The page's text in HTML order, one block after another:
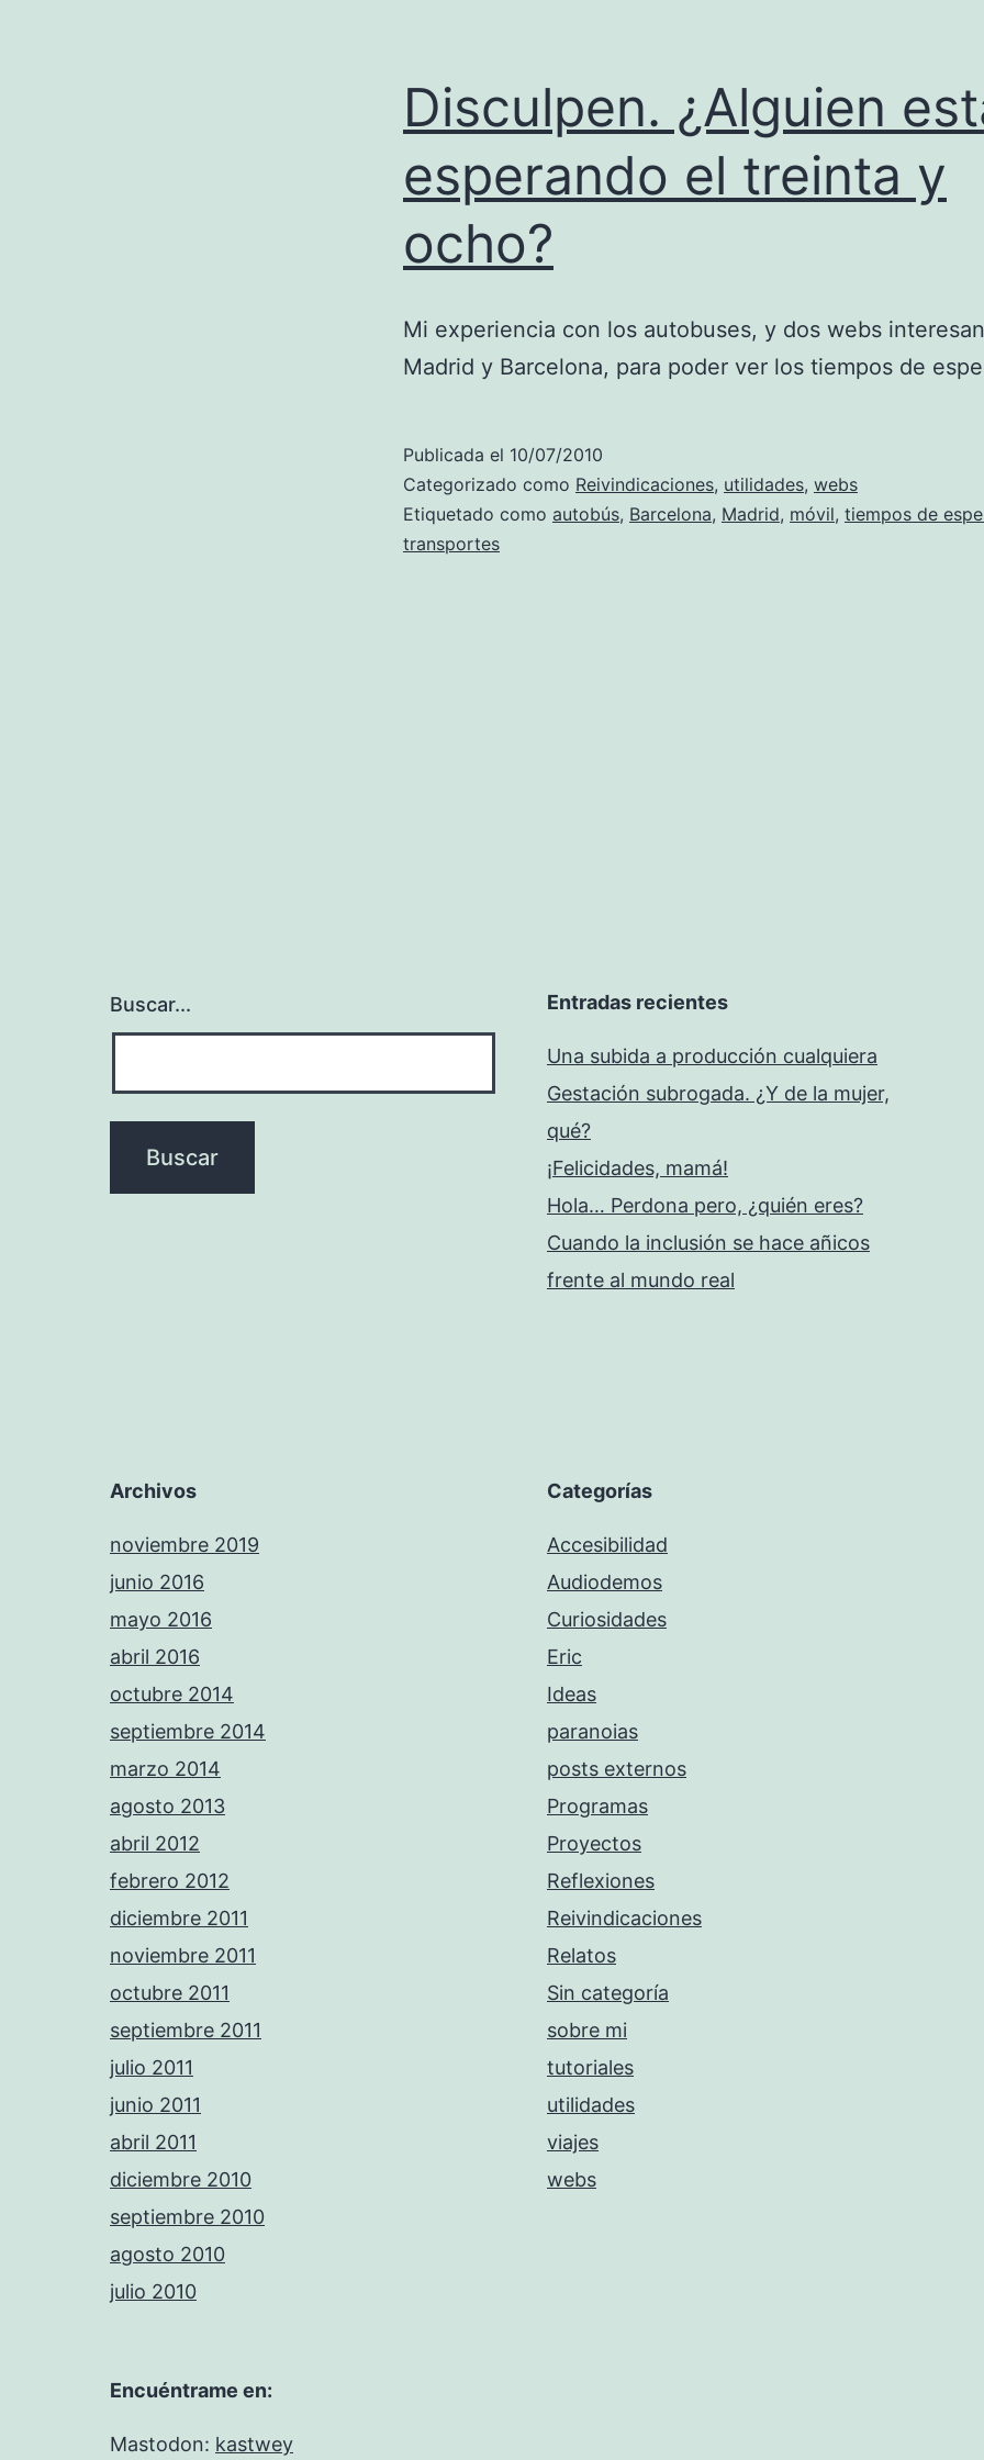
Disculpen. ¿Alguien
esperando el treinta y
ocho?
Mi experiencia con los autobuses, y dos webs
Madrid y Barcelona, para poder ver los tiempos de
Publicada el 10/07/2010
Categorizado como Reivindicaciones, utilidades, webs
Etiquetado como autobús, Barcelona, Madrid, móvil, tiempos de
transportes
Buscar... Entradas recientes
Una subida a producción cualquiera
Gestación subrogada. ¿Y de la mujer,
qué?
¡Felicidades, mamá!
Hola… Perdona pero, ¿quién eres?
Cuando la inclusión se hace añicos
frente al mundo real
Archivos
noviembre 2019
junio 2016
mayo 2016
abril 2016
octubre 2014
septiembre 2014
marzo 2014
agosto 2013
abril 2012
febrero 2012
diciembre 2011
noviembre 2011
octubre 2011
septiembre 2011
julio 2011
junio 2011
abril 2011
diciembre 2010
septiembre 2010
agosto 2010
julio 2010
Categorías
Accesibilidad
Audiodemos
Curiosidades
Eric
Ideas
paranoias
posts externos
Programas
Proyectos
Reflexiones
Reivindicaciones
Relatos
Sin categoría
sobre mi
tutoriales
utilidades
viajes
webs
Encuéntrame en:
Mastodon: kastwey